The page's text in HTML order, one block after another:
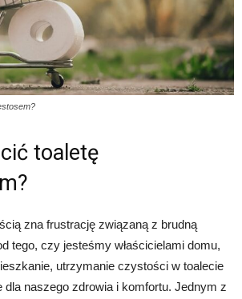
toaletę
zna frustrację związaną z brudną
tego, czy jesteśmy właścicielami domu,
utrzymanie czystości w toalecie
dla naszego zdrowia i komfortu. Jednym z